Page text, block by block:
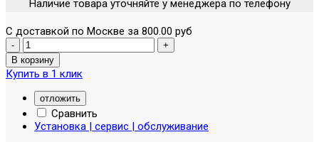
Наличие товара уточняйте у менеджера по телефону
С доставкой по Москве за 800.00 руб
Купить в 1 клик
отложить
Сравнить
Установка | сервис | обслуживание